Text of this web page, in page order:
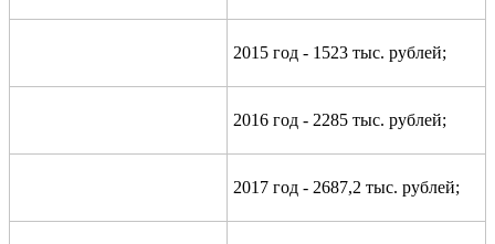
2015 год - 1523 тыс. рублей;
2016 год - 2285 тыс. рублей;
2017 год - 2687,2 тыс. рублей;